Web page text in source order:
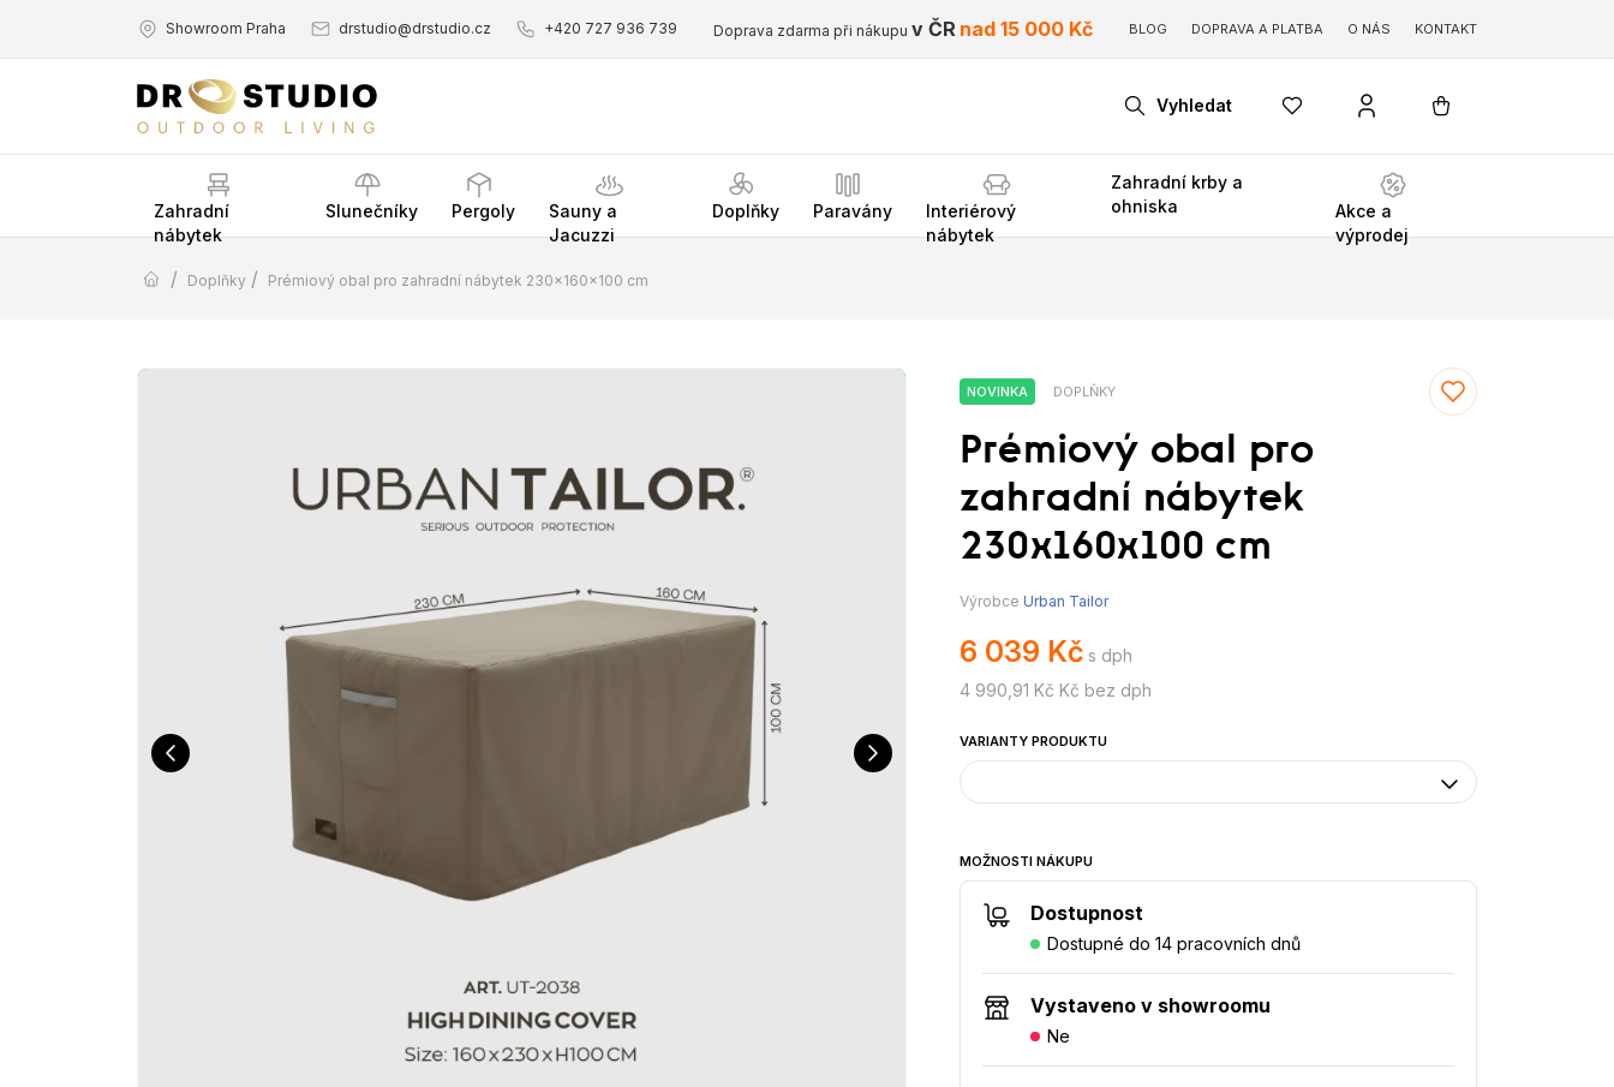
Showroom Praha drstudio@drstudio.cz +420 727 936 739 Doprava zdarma při nákupu v ČR nad 15 000 Kč BLOG DOPRAVA A PLATBA O NÁS KONTAKT
Vyhledat
Zahradní
nábytek
Slunečníky Pergoly
Sauny a
Jacuzzi
Doplňky Paravány
Interiérový
nábytek
Zahradní krby a
ohniska
Akce a
výprodej
/ Doplňky / Prémiový obal pro zahradní nábytek 230x160x100 cm
NOVINKA DOPLŇKY
Prémiový obal pro
zahradní nábytek
230x160x100 cm
Výrobce Urban Tailor
6 039 Kč s dph
4 990,91 Kč Kč bez dph
VARIANTY PRODUKTU
MOŽNOSTI NÁKUPU
Dostupnost
Dostupné do 14 pracovních dnů
Vystaveno v showroomu
Ne